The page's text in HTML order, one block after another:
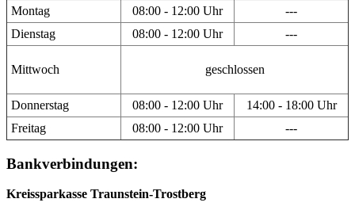
Montag 08:00 - 12:00 Uhr
---
Dienstag
08:00 - 12:00 Uhr ---
Mittwoch geschlossen
Donnerstag 08:00 - 12:00 Uhr
14:00 - 18:00 Uhr
Freitag
08:00 - 12:00 Uhr ---
Bankverbindungen:
Kreissparkasse Traunstein-Trostberg